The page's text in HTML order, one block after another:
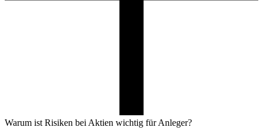
Warum ist Risiken bei Aktien wichtig für Anleger?